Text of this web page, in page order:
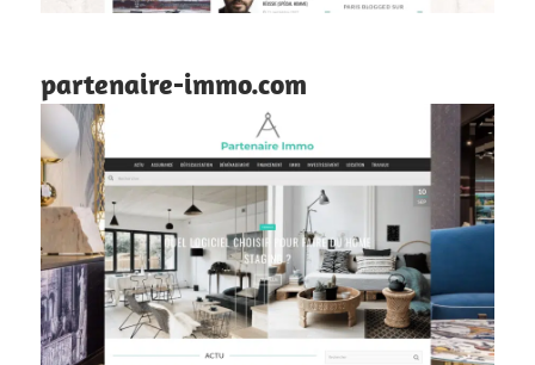
partenaire-immo.com